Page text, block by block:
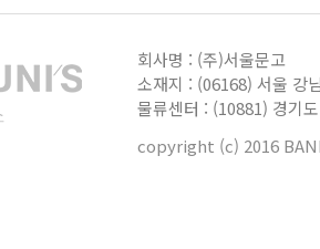
[공지]
[공지]
[공지]
더보
회사명 : (주)서울문고
소재지 : (06168) 서울 강
물류센터 : (10881) 경기
copyright (c) 2016